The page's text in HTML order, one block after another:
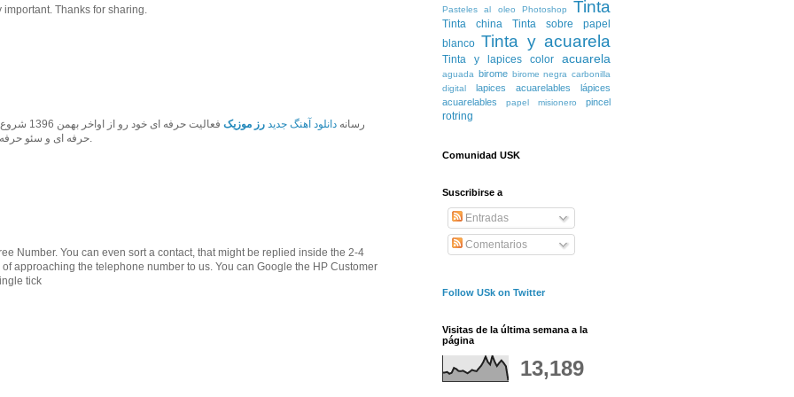
Thanks for sharing.
رسانه دانلود آهنگ جدید رز موزیک
فعالیت
حرفه ای و سئو حرفه ای به بهترین رسانه موزیک کشور تبدیل شود.
Number. You can even sort a contact, that might be replied inside the 2-4
approaching the telephone number to us. You can Google the HP Customer
tick
Pasteles al oleo Photoshop Tinta
Tinta china
Tinta sobre papel
blanco Tinta y acuarela
Tinta y lapices color acuarela
aguada birome birome negra carbonilla
digital
lapices acuarelables
lápices
acuarelables
papel misionero pincel
rotring
Comunidad USK
Suscribirse a
Entradas
Comentarios
Follow USk on Twitter
Visitas de la última semana a la
página
13,189